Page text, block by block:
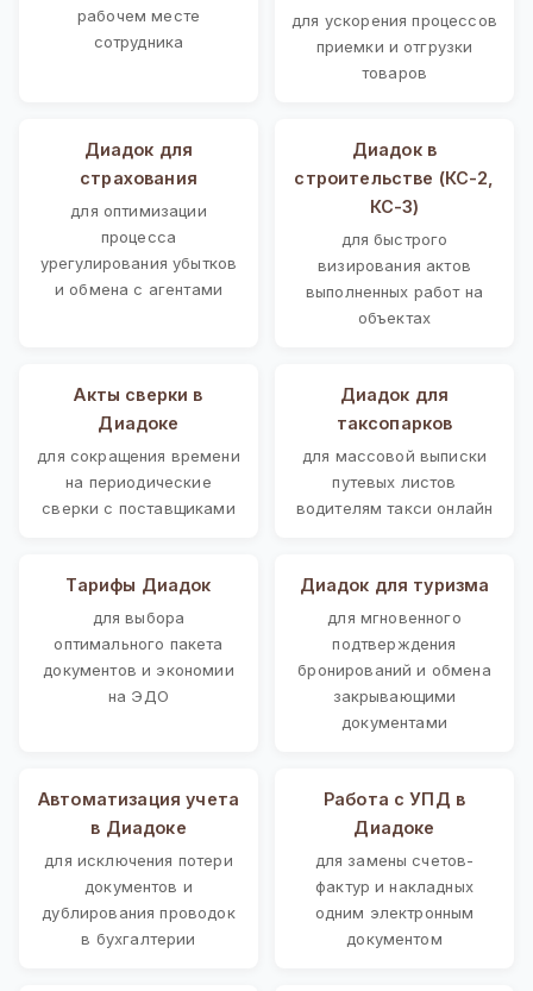
рабочем месте
сотрудника
для ускорения процессов
приемки и отгрузки
товаров
Диадок для
страхования
для оптимизации
процесса
урегулирования убытков
и обмена с агентами
Диадок в
строительстве (КС-2,
КС-3)
для быстрого
визирования актов
выполненных работ на
объектах
Акты сверки в
Диадоке
для сокращения времени
на периодические
сверки с поставщиками
Диадок для
таксопарков
для массовой выписки
путевых листов
водителям такси онлайн
Тарифы Диадок
для выбора
оптимального пакета
документов и экономии
на ЭДО
Диадок для туризма
для мгновенного
подтверждения
бронирований и обмена
закрывающими
документами
Автоматизация учета
в Диадоке
для исключения потери
документов и
дублирования проводок
в бухгалтерии
Работа с УПД в
Диадоке
для замены счетов-
фактур и накладных
одним электронным
документом